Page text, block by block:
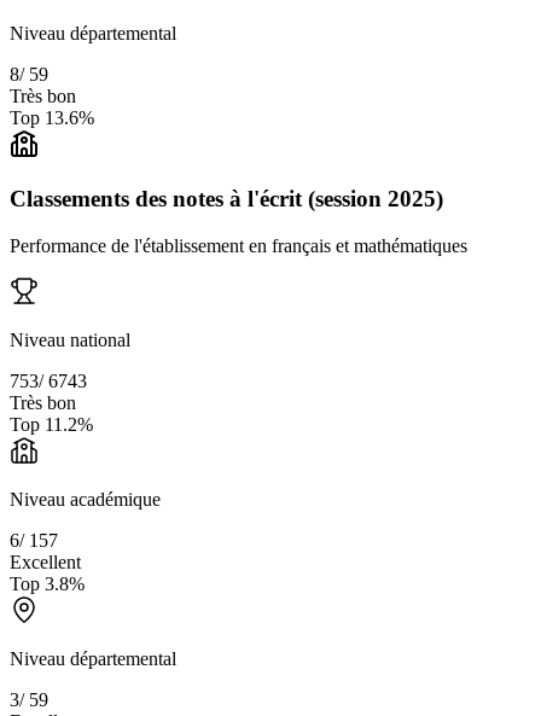
Niveau départemental
8/ 59
Très bon
Top 13.6%
Classements des notes à l'écrit (session 2025)
Performance de l'établissement en français et mathématiques
Niveau national
753/6743
Très bon
Top 11.2%
Niveau académique
6/ 157
Excellent
Top 3.8%
Niveau départemental
3/ 59